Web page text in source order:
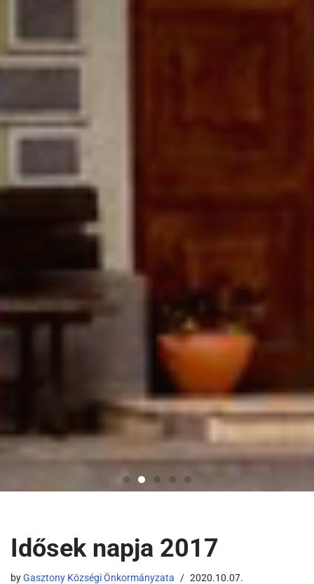
Idősek napja 2017
byGasztony Községi Önkormányzata 2020.10.07.